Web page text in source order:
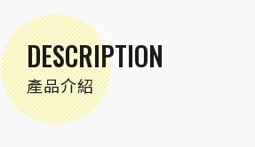
DESCRIPTION
產品介紹